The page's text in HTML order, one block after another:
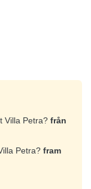
Villa Petra? från
Petra? fram